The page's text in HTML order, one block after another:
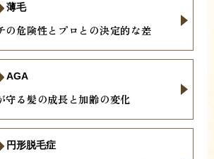
の危険性とプロとの決定的な差
薄毛
守る髪の成長と加齢の変化
AGA
円形脱毛症